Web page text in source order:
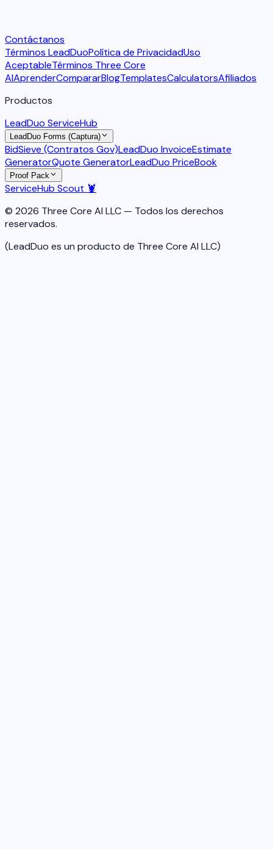
Contáctanos
Términos LeadDuoPolítica de PrivacidadUso
AceptableTérminos Three Core
AIAprenderCompararBlogTemplatesCalculatorsAfiliados
Productos
LeadDuo ServiceHub
LeadDuo Forms (Captura)
BidSieve (Contratos Gov)LeadDuo InvoiceEstimate
GeneratorQuote GeneratorLeadDuo PriceBook
Proof Pack
ServiceHub Scout 🦞
© 2026 Three Core AI LLC — Todos los derechos
reservados.
(LeadDuo es un producto de Three Core AI LLC)